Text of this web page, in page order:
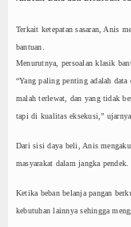
Terkait ketepatan sasaran, Anis
bantuan.
Menurutnya, persoalan klasik
“Yang paling penting adalah
malah terlewat, dan yang tidak
tapi di kualitas eksekusi,” ujarnya.
Dari sisi daya beli, Anis
masyarakat dalam jangka pendek.
Ketika beban belanja pangan
kebutuhan lainnya sehingga